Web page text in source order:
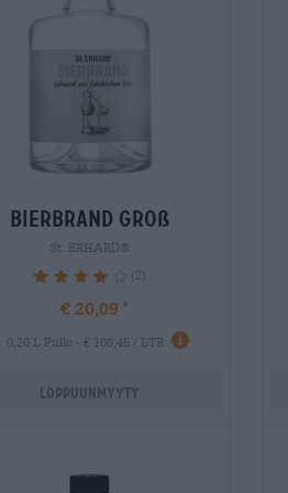
bierbrand groß
St. ERHARD®
80% (2)
€ 20,09
0,20 L Pullo - € 100,45 / LTR
Loppuunmyyty